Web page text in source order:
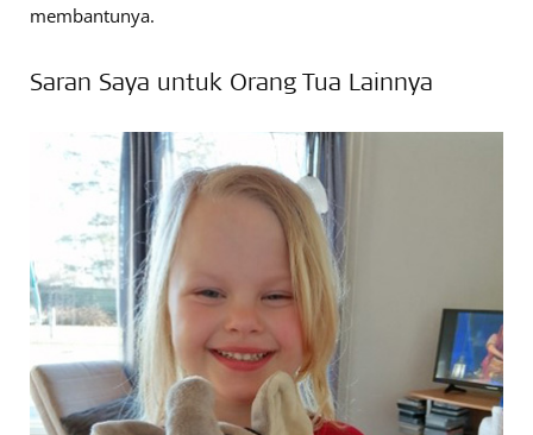
membantunya.
Saran Saya untuk Orang Tua Lainnya